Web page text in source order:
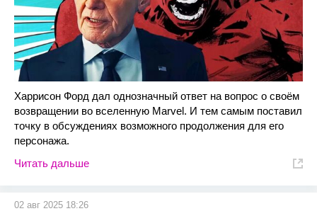
Харрисон Форд дал однозначный ответ на вопрос о своём
возвращении во вселенную Marvel. И тем самым поставил
точку в обсуждениях возможного продолжения для его
персонажа.
Читать дальше
02 авг 2025 18:26